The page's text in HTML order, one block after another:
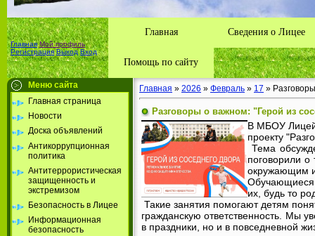
Главная Мой профиль
Регистрация Выход Вход
Главная Сведения о Лицее
Помощь по сайту
Меню сайта
Главная страница
Новости
Доска объявлений
Антикоррупционная
политика
Антитеррористическая
защищенность и
экстремизом
Безопасность в Лицее
Информационная
безопасность
Главная » 2026 » Февраль » 17 »
Разговоры о важном: "Герой из
В МБОУ Лицей
проекту
Тема
поговорили
окружающим
Обучающиеся
их, будь то
Такие занятия помогают детям
гражданскую ответственность. Мы
в праздники, но и в повседневной